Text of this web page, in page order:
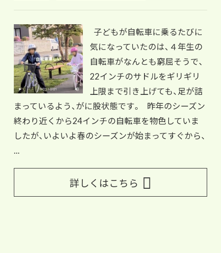
子どもが自転車に乗るたびに
気になっていたのは、４年生の
自転車がなんとも窮屈そうで、
22インチのサドルをギリギリ
上限まで引き上げても、足が詰
まっているよう、がに股状態です。 昨年のシーズン
終わり近くから24インチの自転車を物色していま
したが、いよいよ春のシーズンが始まってすぐから、
...
詳しくはこちら